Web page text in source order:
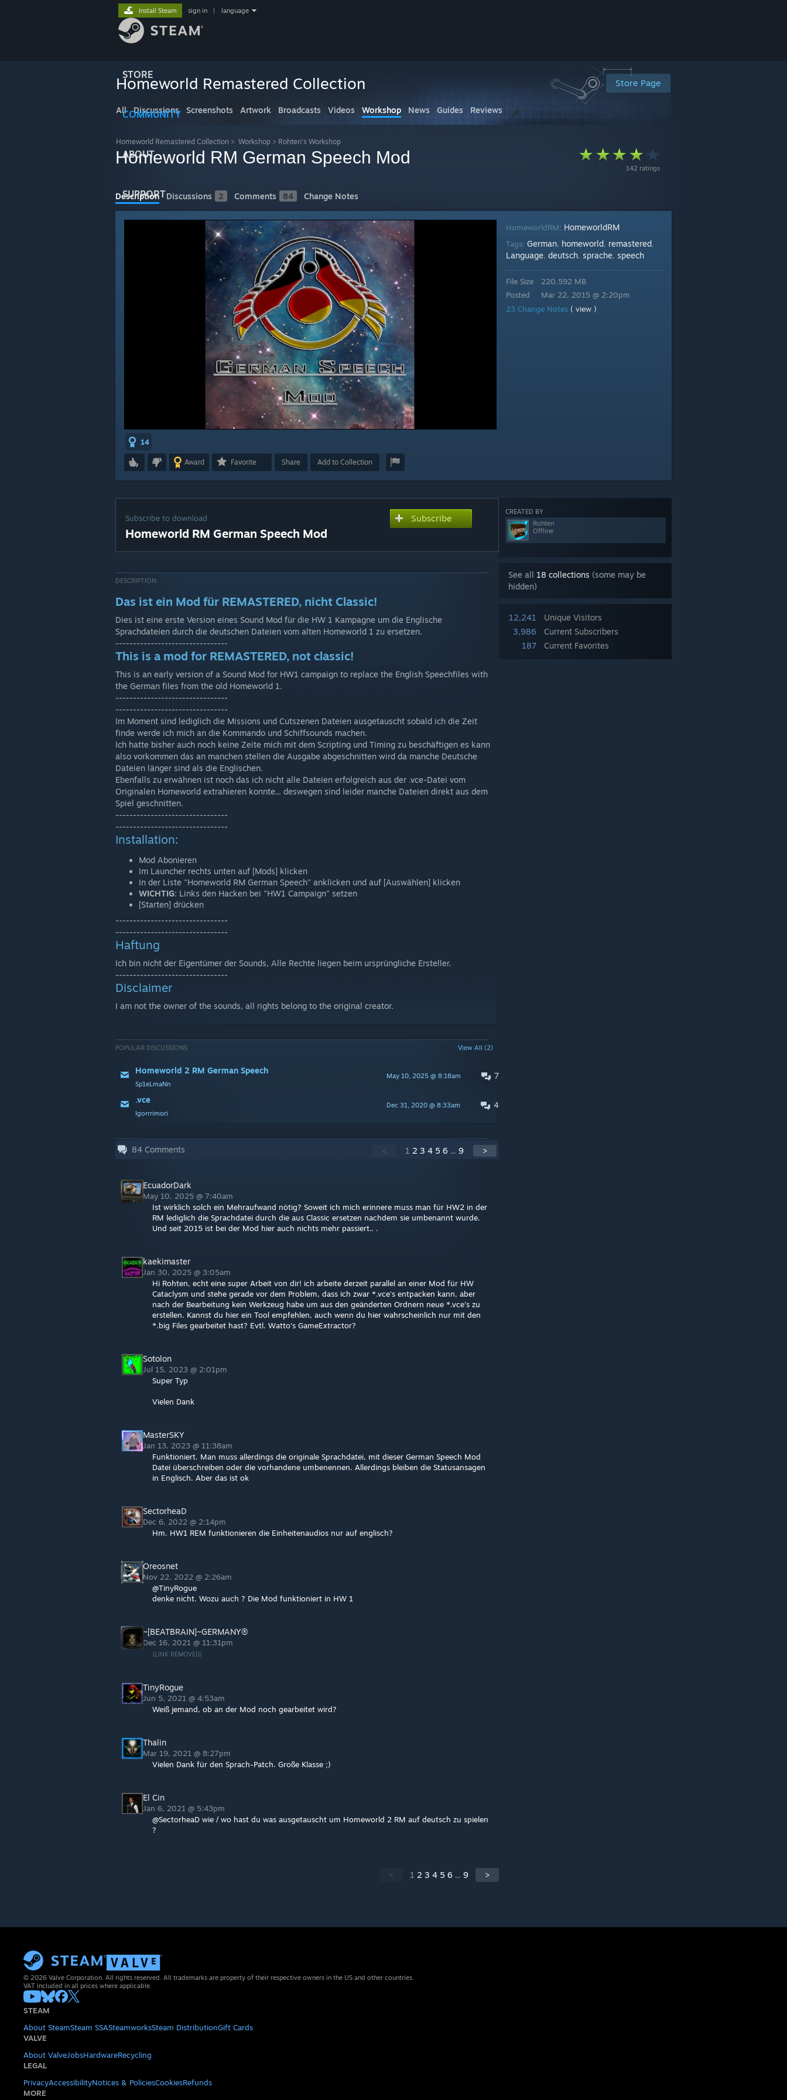
STORE
COMMUNITY
ABOUT
SUPPORT
Install Steam sign in language
Store Page
Homeworld Remastered Collection
All Discussions Screenshots Artwork Broadcasts Videos Workshop News Guides Reviews
Homeworld Remastered Collection > Workshop > Rohten's Workshop
142 ratings
Homeworld RM German Speech Mod
Description Discussions 2 Comments 84 Change Notes
14
Award Favorite Share Add to Collection
HomeworldRM: HomeworldRM
Tags: German, homeworld, remastered,
Language, deutsch, sprache, speech
File Size
Posted
220.592 MB
Mar 22, 2015 @ 2:20pm
23 Change Notes ( view )
CREATED BY
Rohten
Offline
See all 18 collections (some may be
hidden)
12,241
Unique Visitors
3,986
Current Subscribers
187
Current Favorites
Subscribe to download
Homeworld RM German Speech Mod
Subscribe
DESCRIPTION
Das ist ein Mod für REMASTERED, nicht Classic!
Dies ist eine erste Version eines Sound Mod für die HW 1 Kampagne um die Englische
Sprachdateien durch die deutschen Dateien vom alten Homeworld 1 zu ersetzen.
--------------------------------
This is a mod for REMASTERED, not classic!
This is an early version of a Sound Mod for HW1 campaign to replace the English Speechfiles with
the German files from the old Homeworld 1.
--------------------------------
--------------------------------
Im Moment sind lediglich die Missions und Cutszenen Dateien ausgetauscht sobald ich die Zeit
finde werde ich mich an die Kommando und Schiffsounds machen.
Ich hatte bisher auch noch keine Zeite mich mit dem Scripting und Timing zu beschäftigen es kann
also vorkommen das an manchen stellen die Ausgabe abgeschnitten wird da manche Deutsche
Dateien länger sind als die Englischen.
Ebenfalls zu erwähnen ist noch das ich nicht alle Dateien erfolgreich aus der .vce-Datei vom
Originalen Homeworld extrahieren konnte... deswegen sind leider manche Dateien direkt aus dem
Spiel geschnitten.
--------------------------------
--------------------------------
Installation:
Mod Abonieren
Im Launcher rechts unten auf [Mods] klicken
In der Liste "Homeworld RM German Speech" anklicken und auf [Auswählen] klicken
WICHTIG: Links den Hacken bei "HW1 Campaign" setzen
[Starten] drücken
--------------------------------
--------------------------------
Haftung
Ich bin nicht der Eigentümer der Sounds, Alle Rechte liegen beim ursprüngliche Ersteller.
--------------------------------
Disclaimer
I am not the owner of the sounds, all rights belong to the original creator.
POPULAR DISCUSSIONS View All (2)
7
May 10, 2025 @ 8:18am
Homeworld 2 RM German Speech
Sp1eLmaNn
4
Dec 31, 2020 @ 8:33am
.vce
Igorrrimori
84 Comments < 1 2 3 4 5 6 ... 9 >
EcuadorDark
May 10, 2025 @ 7:40am
Ist wirklich solch ein Mehraufwand nötig? Soweit ich mich erinnere muss man für HW2 in der
RM lediglich die Sprachdatei durch die aus Classic ersetzen nachdem sie umbenannt wurde.
Und seit 2015 ist bei der Mod hier auch nichts mehr passiert.. .
kaekimaster
Jan 30, 2025 @ 3:05am
Hi Rohten, echt eine super Arbeit von dir! ich arbeite derzeit parallel an einer Mod für HW
Cataclysm und stehe gerade vor dem Problem, dass ich zwar *.vce's entpacken kann, aber
nach der Bearbeitung kein Werkzeug habe um aus den geänderten Ordnern neue *.vce's zu
erstellen. Kannst du hier ein Tool empfehlen, auch wenn du hier wahrscheinlich nur mit den
*.big Files gearbeitet hast? Evtl. Watto's GameExtractor?
Sotolon
Jul 15, 2023 @ 2:01pm
Super Typ
Vielen Dank
MasterSKY
Jan 13, 2023 @ 11:38am
Funktioniert. Man muss allerdings die originale Sprachdatei, mit dieser German Speech Mod
Datei überschreiben oder die vorhandene umbenennen. Allerdings bleiben die Statusansagen
in Englisch. Aber das ist ok
SectorheaD
Dec 6, 2022 @ 2:14pm
Hm. HW1 REM funktionieren die Einheitenaudios nur auf englisch?
Oreosnet
Nov 22, 2022 @ 2:26am
@TinyRogue
denke nicht. Wozu auch ? Die Mod funktioniert in HW 1
~[BEATBRAIN]~GERMANY®
Dec 16, 2021 @ 11:31pm
{LINK REMOVED}
TinyRogue
Jun 5, 2021 @ 4:53am
Weiß jemand, ob an der Mod noch gearbeitet wird?
Thalin
Mar 19, 2021 @ 8:27pm
Vielen Dank für den Sprach-Patch. Große Klasse ;)
El Cin
Jan 6, 2021 @ 5:43pm
@SectorheaD wie / wo hast du was ausgetauscht um Homeworld 2 RM auf deutsch zu spielen
?
< 1 2 3 4 5 6 ... 9 >
© 2026 Valve Corporation. All rights reserved. All trademarks are property of their respective owners in the US and other countries.
VAT included in all prices where applicable.
STEAM
About SteamSteam SSASteamworksSteam DistributionGift Cards
VALVE
About ValveJobsHardwareRecycling
LEGAL
PrivacyAccessibilityNotices & PoliciesCookiesRefunds
MORE